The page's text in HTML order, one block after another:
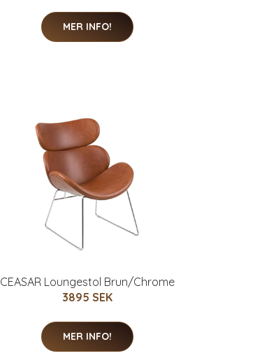
MER INFO!
CEASAR Loungestol Brun/Chrome
3895 SEK
MER INFO!